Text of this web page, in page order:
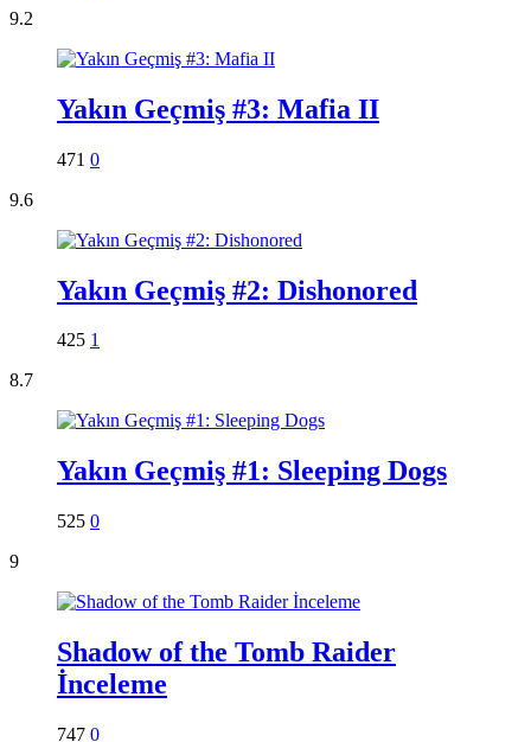
9.2
Yakın Geçmiş #3: Mafia II
471 0
9.6
Yakın Geçmiş #2: Dishonored
425 1
8.7
Yakın Geçmiş #1: Sleeping Dogs
525 0
9
Shadow of the Tomb Raider
İnceleme
747 0